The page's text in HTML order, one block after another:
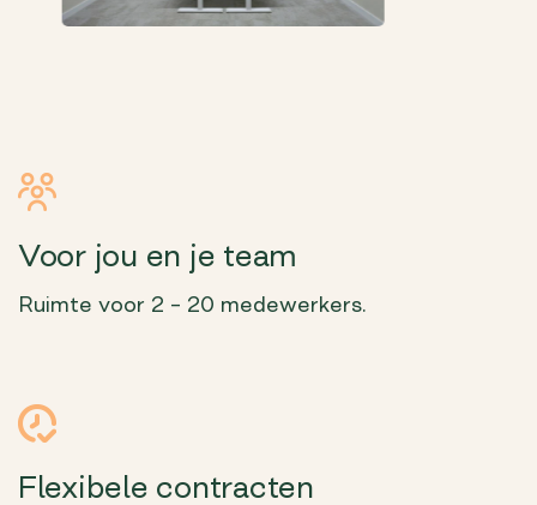
Voor jou en je team
Ruimte voor 2 – 20 medewerkers.
Flexibele contracten